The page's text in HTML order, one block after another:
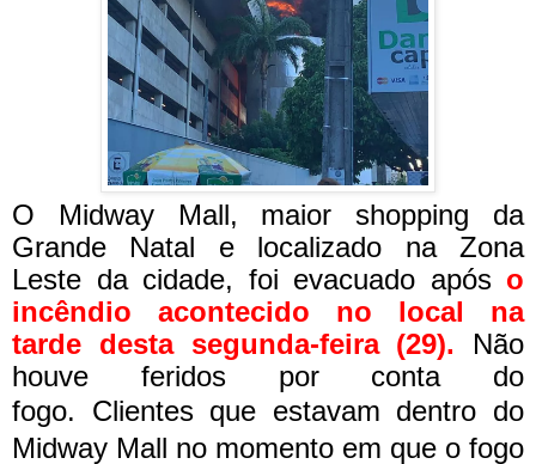
O Midway Mall, maior shopping da
Grande Natal e localizado na Zona
Leste da cidade, foi evacuado após o
incêndio acontecido no local na
tarde desta segunda-feira (29). Não
houve feridos por conta do
fogo. Clientes que estavam dentro do
Midway Mall no momento em que o fogo